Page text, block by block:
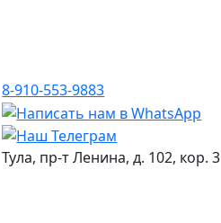
8-910-553-9883
Тула, пр-т Ленина, д. 102, кор. 3